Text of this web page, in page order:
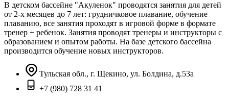
В детском бассейне "Акуленок" проводятся занятия для детей
от 2-х месяцев до 7 лет: грудничковое плавание, обучение
плаванию, все занятия проходят в игровой форме в формате
тренер + ребенок. Занятия проводят тренеры и инструкторы с
образованием и опытом работы. На базе детского бассейна
производится обучение новых инструкторов.
Тульская обл., г. Щекино, ул. Болдина, д.53а
+7 (980) 728 31 41